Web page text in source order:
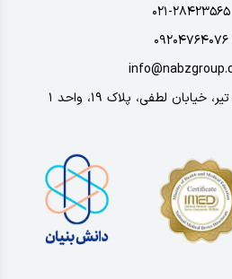
۰۲۱-۲۸۴۲۳۵۶۵
۰۹۲۰۴۷۶۴۰۷۶
لطفی، پلاک ۱۹، واحد ۱